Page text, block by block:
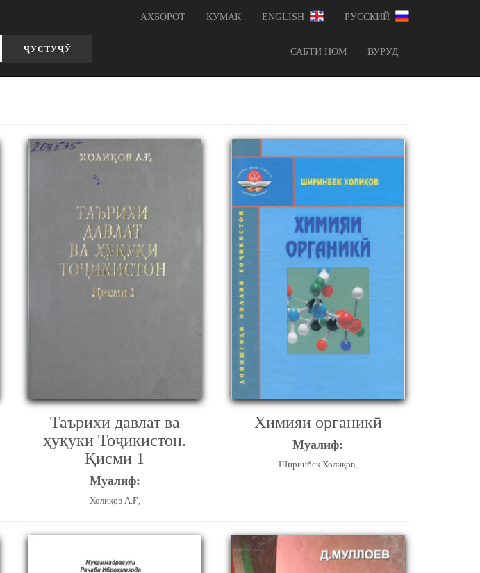
АХБОРОТ КУМАК ENGLISH РУССКИЙ
ҶУСТУҶӮ САБТИ НОМ ВУРУД
Таърихи давлат ва
ҳуқуки Тоҷикистон.
Қисми 1
Муалиф:
Холиқов А.Ғ,
Химияи органикӣ
Муалиф:
Ширинбек Холиқов,